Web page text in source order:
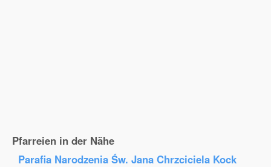
Pfarreien in der Nähe
Parafia Narodzenia Św. Jana Chrzciciela Kock